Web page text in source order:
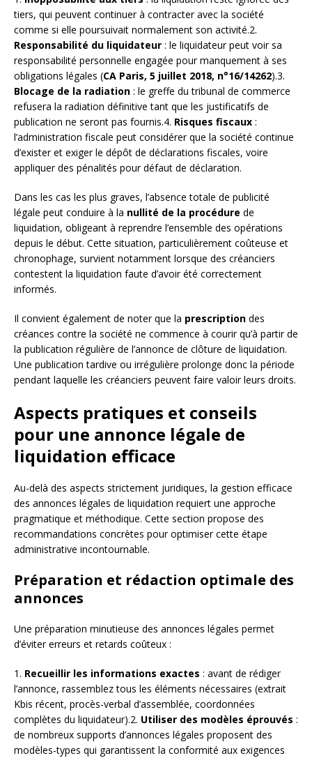
tiers, qui peuvent continuer à contracter avec la société
comme si elle poursuivait normalement son activité.2.
Responsabilité du liquidateur : le liquidateur peut voir sa
responsabilité personnelle engagée pour manquement à ses
obligations légales (CA Paris, 5 juillet 2018, n°16/14262).3.
Blocage de la radiation : le greffe du tribunal de commerce
refusera la radiation définitive tant que les justificatifs de
publication ne seront pas fournis.4. Risques fiscaux :
l’administration fiscale peut considérer que la société continue
d’exister et exiger le dépôt de déclarations fiscales, voire
appliquer des pénalités pour défaut de déclaration.
Dans les cas les plus graves, l’absence totale de publicité
légale peut conduire à la nullité de la procédure de
liquidation, obligeant à reprendre l’ensemble des opérations
depuis le début. Cette situation, particulièrement coûteuse et
chronophage, survient notamment lorsque des créanciers
contestent la liquidation faute d’avoir été correctement
informés.
Il convient également de noter que la prescription des
créances contre la société ne commence à courir qu’à partir de
la publication régulière de l’annonce de clôture de liquidation.
Une publication tardive ou irrégulière prolonge donc la période
pendant laquelle les créanciers peuvent faire valoir leurs droits.
Aspects pratiques et conseils
pour une annonce légale de
liquidation efficace
Au-delà des aspects strictement juridiques, la gestion efficace
des annonces légales de liquidation requiert une approche
pragmatique et méthodique. Cette section propose des
recommandations concrètes pour optimiser cette étape
administrative incontournable.
Préparation et rédaction optimale des
annonces
Une préparation minutieuse des annonces légales permet
d’éviter erreurs et retards coûteux :
1. Recueillir les informations exactes : avant de rédiger
l’annonce, rassemblez tous les éléments nécessaires (extrait
Kbis récent, procès-verbal d’assemblée, coordonnées
complètes du liquidateur).2. Utiliser des modèles éprouvés :
de nombreux supports d’annonces légales proposent des
modèles-types qui garantissent la conformité aux exigences